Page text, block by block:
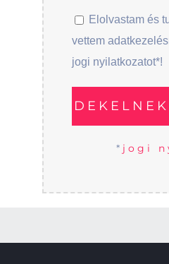
Elolvastam és
vettem
jogi nyilatkozatot*!
* jogi